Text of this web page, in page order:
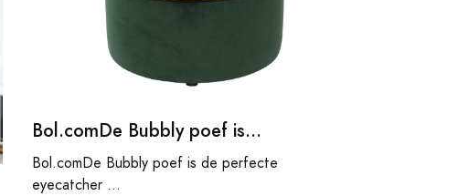
Bol.comDe Bubbly poef is...
Bol.comDe Bubbly poef is de perfecte
eyecatcher ...